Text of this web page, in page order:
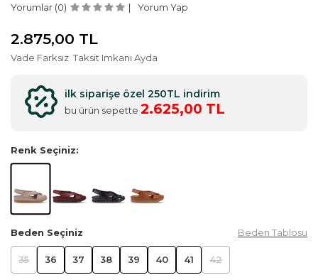
Yorumlar (0) Yorum Yap
2.875,00 TL
Vade Farksız Taksit Imkanı Ayda
ilk siparişe özel 250TL indirim
bu ürün sepette 2.625,00 TL
Renk Seçiniz:
Beden Seçiniz Beden Tablosu
35 36 37 38 39 40 41 42